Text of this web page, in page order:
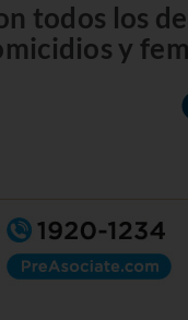
todos los
y